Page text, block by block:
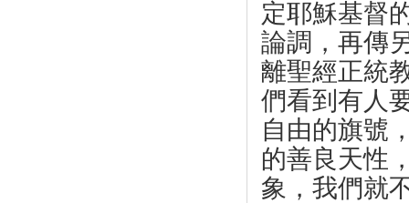
定耶穌基督
論調，再傳
離聖經正統
們看到有人
自由的旗號
的善良天性
象，我們就